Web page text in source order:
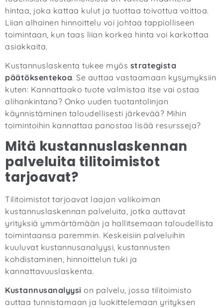
hintaa, joka kattaa kulut ja tuottaa toivottua voittoa.
Liian alhainen hinnoittelu voi johtaa tappiolliseen
toimintaan, kun taas liian korkea hinta voi karkottaa
asiakkaita.
Kustannuslaskenta tukee myös strategista
päätöksentekoa. Se auttaa vastaamaan kysymyksiin
kuten: Kannattaako tuote valmistaa itse vai ostaa
alihankintana? Onko uuden tuotantolinjan
käynnistäminen taloudellisesti järkevää? Mihin
toimintoihin kannattaa panostaa lisää resursseja?
Mitä kustannuslaskennan
palveluita tilitoimistot
tarjoavat?
Tilitoimistot tarjoavat laajan valikoiman
kustannuslaskennan palveluita, jotka auttavat
yrityksiä ymmärtämään ja hallitsemaan taloudellista
toimintaansa paremmin. Keskeisiin palveluihin
kuuluvat kustannusanalyysi, kustannusten
kohdistaminen, hinnoittelun tuki ja
kannattavuuslaskenta.
Kustannusanalyysi on palvelu, jossa tilitoimisto
auttaa tunnistamaan ja luokittelemaan yrityksen